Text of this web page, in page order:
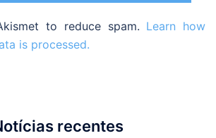
to reduce spam. Learn how
is processed.
recentes